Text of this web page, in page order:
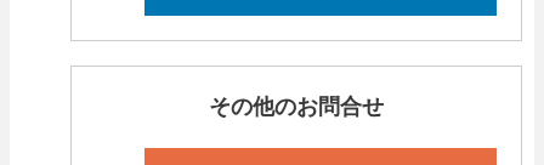
その他のお問合せ